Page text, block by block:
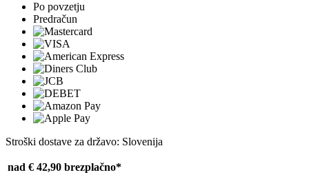
Po povzetju
Predračun
Stroški dostave za državo: Slovenija
nad € 42,90 brezplačno*